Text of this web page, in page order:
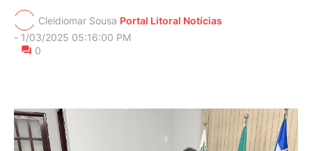
Cleidiomar Sousa Portal Litoral Notícias
- 1/03/2025 05:16:00 PM
0